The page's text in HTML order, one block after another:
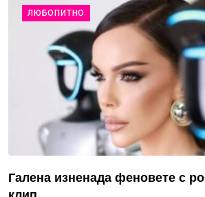
ЛЮБОПИТНО
Галена изненада феновете с